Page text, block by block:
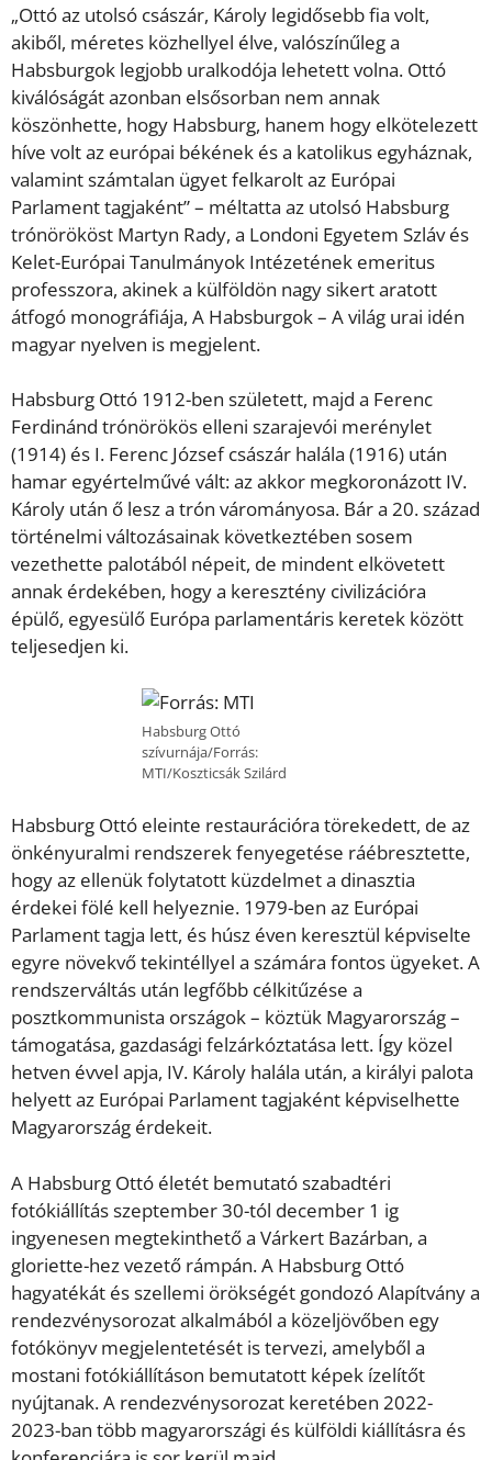
„Ottó az utolsó császár, Károly legidősebb fia volt,
akiből, méretes közhellyel élve, valószínűleg a
Habsburgok legjobb uralkodója lehetett volna. Ottó
kiválóságát azonban elsősorban nem annak
köszönhette, hogy Habsburg, hanem hogy elkötelezett
híve volt az európai békének és a katolikus egyháznak,
valamint számtalan ügyet felkarolt az Európai
Parlament tagjaként” – méltatta az utolsó Habsburg
trónörököst Martyn Rady, a Londoni Egyetem Szláv és
Kelet-Európai Tanulmányok Intézetének emeritus
professzora, akinek a külföldön nagy sikert aratott
átfogó monográfiája, A Habsburgok – A világ urai idén
magyar nyelven is megjelent.
Habsburg Ottó 1912-ben született, majd a Ferenc
Ferdinánd trónörökös elleni szarajevói merénylet
(1914) és I. Ferenc József császár halála (1916) után
hamar egyértelművé vált: az akkor megkoronázott IV.
Károly után ő lesz a trón várományosa. Bár a 20. század
történelmi változásainak következtében sosem
vezethette palotából népeit, de mindent elkövetett
annak érdekében, hogy a keresztény civilizációra
épülő, egyesülő Európa parlamentáris keretek között
teljesedjen ki.
Habsburg Ottó
szívurnája/Forrás:
MTI/Koszticsák Szilárd
Habsburg Ottó eleinte restaurációra törekedett, de az
önkényuralmi rendszerek fenyegetése ráébresztette,
hogy az ellenük folytatott küzdelmet a dinasztia
érdekei fölé kell helyeznie. 1979-ben az Európai
Parlament tagja lett, és húsz éven keresztül képviselte
egyre növekvő tekintéllyel a számára fontos ügyeket. A
rendszerváltás után legfőbb célkitűzése a
posztkommunista országok – köztük Magyarország –
támogatása, gazdasági felzárkóztatása lett. Így közel
hetven évvel apja, IV. Károly halála után, a királyi palota
helyett az Európai Parlament tagjaként képviselhette
Magyarország érdekeit.
A Habsburg Ottó életét bemutató szabadtéri
fotókiállítás szeptember 30-tól december 1 ig
ingyenesen megtekinthető a Várkert Bazárban, a
gloriette-hez vezető rámpán. A Habsburg Ottó
hagyatékát és szellemi örökségét gondozó Alapítvány a
rendezvénysorozat alkalmából a közeljövőben egy
fotókönyv megjelentetését is tervezi, amelyből a
mostani fotókiállításon bemutatott képek ízelítőt
nyújtanak. A rendezvénysorozat keretében 2022-
2023-ban több magyarországi és külföldi kiállításra és